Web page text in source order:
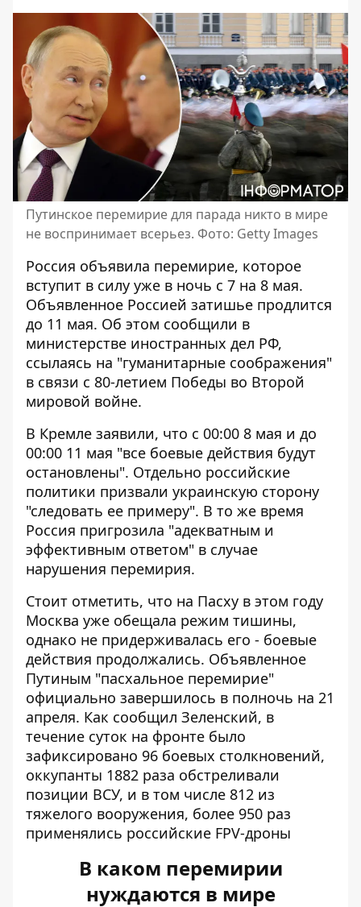
Путинское перемирие для парада никто в мире
не воспринимает всерьез. Фото: Getty Images
Россия объявила перемирие, которое
вступит в силу уже в ночь с 7 на 8 мая.
Объявленное Россией затишье продлится
до 11 мая. Об этом сообщили в
министерстве иностранных дел РФ,
ссылаясь на "гуманитарные соображения"
в связи с 80-летием Победы во Второй
мировой войне.
В Кремле заявили, что с 00:00 8 мая и до
00:00 11 мая "все боевые действия будут
остановлены". Отдельно российские
политики призвали украинскую сторону
"следовать ее примеру". В то же время
Россия пригрозила "адекватным и
эффективным ответом" в случае
нарушения перемирия.
Стоит отметить, что на Пасху в этом году
Москва уже обещала режим тишины,
однако не придерживалась его - боевые
действия продолжались. Объявленное
Путиным "пасхальное перемирие"
официально завершилось в полночь на 21
апреля. Как сообщил Зеленский, в
течение суток на фронте было
зафиксировано 96 боевых столкновений,
оккупанты 1882 раза обстреливали
позиции ВСУ, и в том числе 812 из
тяжелого вооружения, более 950 раз
применялись российские FPV-дроны
В каком перемирии
нуждаются в мире